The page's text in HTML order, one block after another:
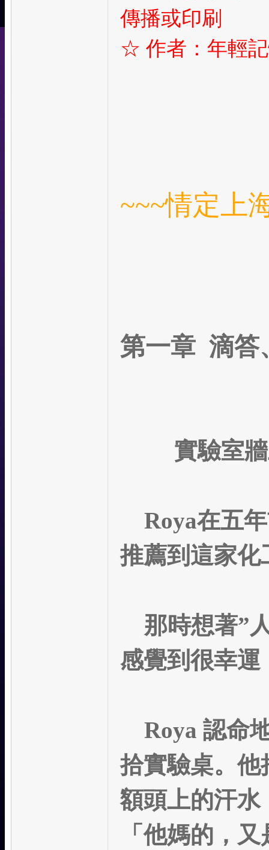
傳播或印刷
☆ 作者：年輕
~~~情定上
第一章 滴答
實驗室
Roya在五
推薦到這家化
那時想著”
感覺到很幸
Roya 認命
拾實驗桌。他
額頭上的汗水
「他媽的，